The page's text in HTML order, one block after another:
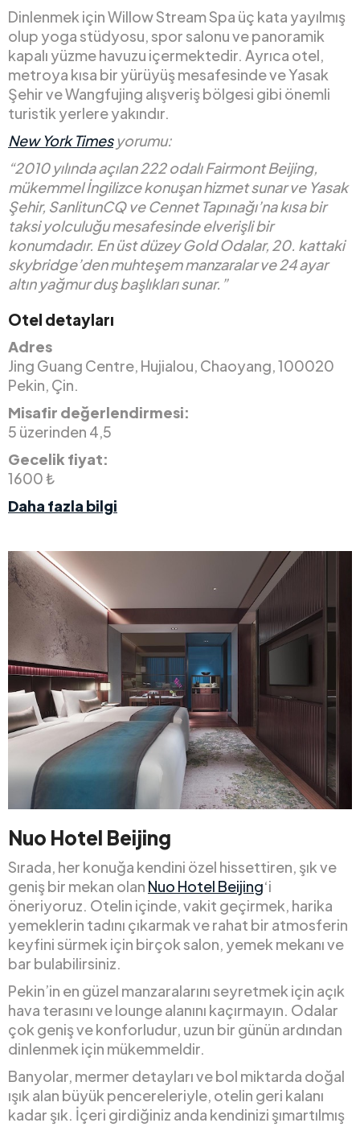
Dinlenmek için Willow Stream Spa üç kata yayılmış
olup yoga stüdyosu, spor salonu ve panoramik
kapalı yüzme havuzu içermektedir. Ayrıca otel,
metroya kısa bir yürüyüş mesafesinde ve Yasak
Şehir ve Wangfujing alışveriş bölgesi gibi önemli
turistik yerlere yakındır.
New York Timesyorumu:
“2010 yılında açılan 222 odalı Fairmont Beijing,
mükemmel İngilizce konuşan hizmet sunar ve Yasak
Şehir, SanlitunCQ ve Cennet Tapınağı’na kısa bir
taksi yolculuğu mesafesinde elverişli bir
konumdadır. En üst düzey Gold Odalar, 20. kattaki
skybridge’den muhteşem manzaralar ve 24 ayar
altın yağmur duş başlıkları sunar.”
Otel detayları
Adres
Jing Guang Centre, Hujialou, Chaoyang, 100020
Pekin, Çin.
Misafir değerlendirmesi:
5 üzerinden 4,5
Gecelik fiyat:
1600 ₺
Daha fazla bilgi
Nuo Hotel Beijing
Sırada, her konuğa kendini özel hissettiren, şık ve
geniş bir mekan olan Nuo Hotel Beijing‘i
öneriyoruz. Otelin içinde, vakit geçirmek, harika
yemeklerin tadını çıkarmak ve rahat bir atmosferin
keyfini sürmek için birçok salon, yemek mekanı ve
bar bulabilirsiniz.
Pekin’in en güzel manzaralarını seyretmek için açık
hava terasını ve lounge alanını kaçırmayın. Odalar
çok geniş ve konforludur, uzun bir günün ardından
dinlenmek için mükemmeldir.
Banyolar, mermer detayları ve bol miktarda doğal
ışık alan büyük pencereleriyle, otelin geri kalanı
kadar şık. İçeri girdiğiniz anda kendinizi şımartılmış